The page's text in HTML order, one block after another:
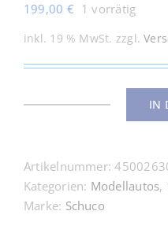
199,00 € 1 vorrätig
inkl. 19 % MwSt. zzgl.
7810
1:18
Schuco
IN
Artikelnummer:
Kategorien: Modellautos,
Marke: Schuco